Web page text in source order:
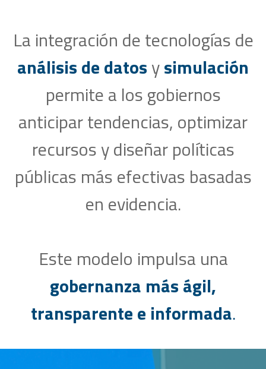
La integración de tecnologías de
análisis de datosysimulación
permite a los gobiernos
anticipar tendencias, optimizar
recursos y diseñar políticas
públicas más efectivas basadas
en evidencia.
Este modelo impulsa una
gobernanza más ágil,
transparente e informada.